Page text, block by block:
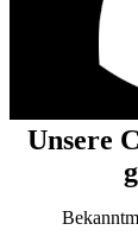
Unsere